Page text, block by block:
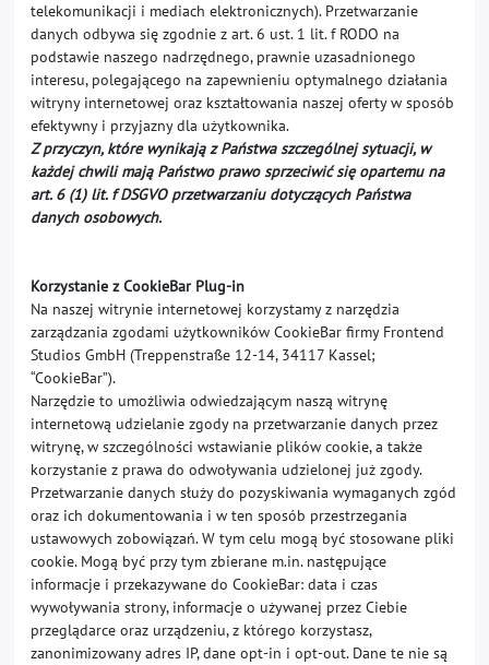
telekomunikacji i mediach elektronicznych). Przetwarzanie
danych odbywa się zgodnie z art. 6 ust. 1 lit. f RODO na
podstawie naszego nadrzędnego, prawnie uzasadnionego
interesu, polegającego na zapewnieniu optymalnego działania
witryny internetowej oraz kształtowania naszej oferty w sposób
efektywny i przyjazny dla użytkownika.
Z przyczyn, które wynikają z Państwa szczególnej sytuacji, w
każdej chwili mają Państwo prawo sprzeciwić się opartemu na
art. 6 (1) lit. f DSGVO przetwarzaniu dotyczących Państwa
danych osobowych.
Korzystanie z CookieBar Plug-in
Na naszej witrynie internetowej korzystamy z narzędzia
zarządzania zgodami użytkowników CookieBar firmy Frontend
Studios GmbH (Treppenstraße 12-14, 34117 Kassel;
“CookieBar”).
Narzędzie to umożliwia odwiedzającym naszą witrynę
internetową udzielanie zgody na przetwarzanie danych przez
witrynę, w szczególności wstawianie plików cookie, a także
korzystanie z prawa do odwoływania udzielonej już zgody.
Przetwarzanie danych służy do pozyskiwania wymaganych zgód
oraz ich dokumentowania i w ten sposób przestrzegania
ustawowych zobowiązań. W tym celu mogą być stosowane pliki
cookie. Mogą być przy tym zbierane m.in. następujące
informacje i przekazywane do CookieBar: data i czas
wywoływania strony, informacje o używanej przez Ciebie
przeglądarce oraz urządzeniu, z którego korzystasz,
zanonimizowany adres IP, dane opt-in i opt-out. Dane te nie są